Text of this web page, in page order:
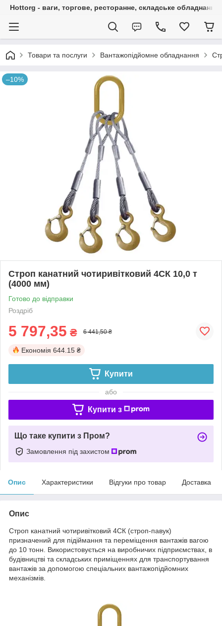
Hottorg - ваги, торгове, ресторанне, складське обладнання
Товари та послуги Вантажопідйомне обладнання
–10%
Строп канатний чотиривітковий 4СК 10,0 т
(4000 мм)
Готово до відправки
Роздріб
5 797,35 ₴ 6 441,50 ₴
Економія 644.15 ₴
Купити
або
Купити з
Що таке купити з Пром?
Замовлення під захистом
Опис Характеристики Відгуки про товар Доставка
Опис
Строп канатний чотиривітковий 4СК (строп-павук)
призначений для підіймання та переміщення вантажів вагою
до 10 тонн. Використовується на виробничих підприємствах, в
будівництві та складських приміщеннях для транспортування
вантажів за допомогою спеціальних вантажопідйомних
механізмів.